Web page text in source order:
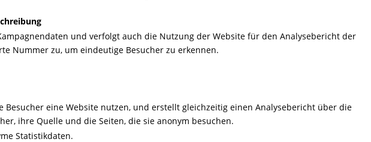
und verfolgt auch die Nutzung der Website für den Analysebericht der
Nummer zu, um eindeutige Besucher zu erkennen.
eine Website nutzen, und erstellt gleichzeitig einen Analysebericht über die
ihre Quelle und die Seiten, die sie anonym besuchen.
Statistikdaten.